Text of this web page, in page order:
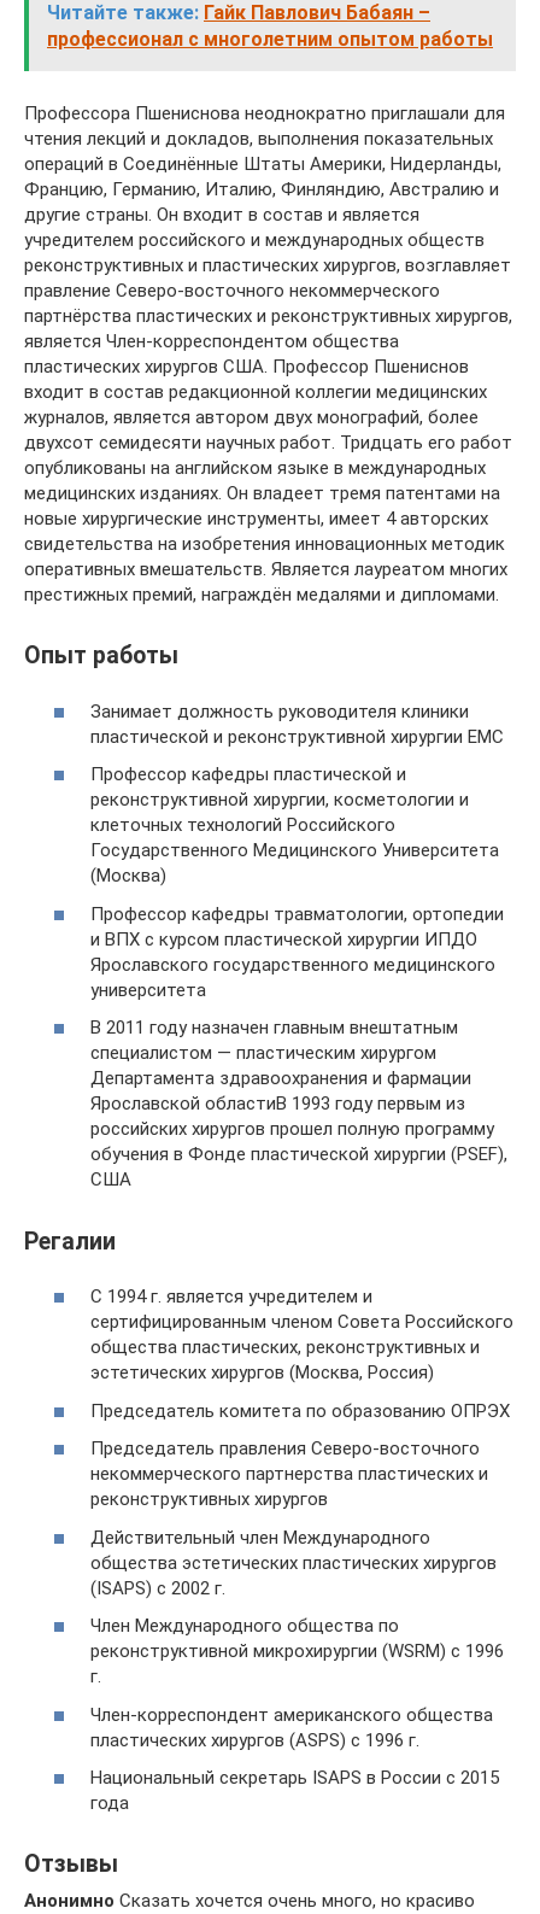
Читайте также: Гайк Павлович Бабаян –
профессионал с многолетним опытом работы
Профессора Пшениснова неоднократно приглашали для
чтения лекций и докладов, выполнения показательных
операций в Соединённые Штаты Америки, Нидерланды,
Францию, Германию, Италию, Финляндию, Австралию и
другие страны. Он входит в состав и является
учредителем российского и международных обществ
реконструктивных и пластических хирургов, возглавляет
правление Северо-восточного некоммерческого
партнёрства пластических и реконструктивных хирургов,
является Член-корреспондентом общества
пластических хирургов США. Профессор Пшениснов
входит в состав редакционной коллегии медицинских
журналов, является автором двух монографий, более
двухсот семидесяти научных работ. Тридцать его работ
опубликованы на английском языке в международных
медицинских изданиях. Он владеет тремя патентами на
новые хирургические инструменты, имеет 4 авторских
свидетельства на изобретения инновационных методик
оперативных вмешательств. Является лауреатом многих
престижных премий, награждён медалями и дипломами.
Опыт работы
Занимает должность руководителя клиники
пластической и реконструктивной хирургии ЕМС
Профессор кафедры пластической и
реконструктивной хирургии, косметологии и
клеточных технологий Российского
Государственного Медицинского Университета
(Москва)
Профессор кафедры травматологии, ортопедии
и ВПХ с курсом пластической хирургии ИПДО
Ярославского государственного медицинского
университета
В 2011 году назначен главным внештатным
специалистом — пластическим хирургом
Департамента здравоохранения и фармации
Ярославской областиВ 1993 году первым из
российских хирургов прошел полную программу
обучения в Фонде пластической хирургии (PSEF),
США
Регалии
С 1994 г. является учредителем и
сертифицированным членом Совета Российского
общества пластических, реконструктивных и
эстетических хирургов (Москва, Россия)
Председатель комитета по образованию ОПРЭХ
Председатель правления Северо-восточного
некоммерческого партнерства пластических и
реконструктивных хирургов
Действительный член Международного
общества эстетических пластических хирургов
(ISAPS) с 2002 г.
Член Международного общества по
реконструктивной микрохирургии (WSRM) с 1996
г.
Член-корреспондент американского общества
пластических хирургов (ASPS) с 1996 г.
Национальный секретарь ISAPS в России с 2015
года
Отзывы
Анонимно Сказать хочется очень много, но красиво